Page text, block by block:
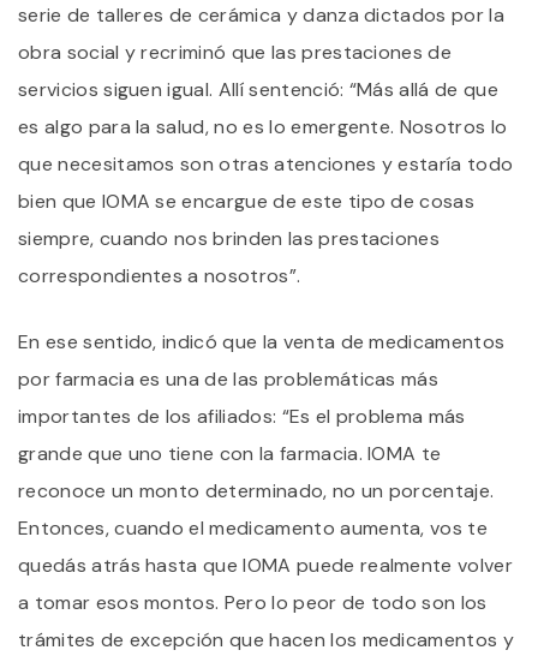
serie de talleres de cerámica y danza dictados por la
obra social y recriminó que las prestaciones de
servicios siguen igual. Allí sentenció: “Más allá de que
es algo para la salud, no es lo emergente. Nosotros lo
que necesitamos son otras atenciones y estaría todo
bien que IOMA se encargue de este tipo de cosas
siempre, cuando nos brinden las prestaciones
correspondientes a nosotros”.
En ese sentido, indicó que la venta de medicamentos
por farmacia es una de las problemáticas más
importantes de los afiliados: “Es el problema más
grande que uno tiene con la farmacia. IOMA te
reconoce un monto determinado, no un porcentaje.
Entonces, cuando el medicamento aumenta, vos te
quedás atrás hasta que IOMA puede realmente volver
a tomar esos montos. Pero lo peor de todo son los
trámites de excepción que hacen los medicamentos y